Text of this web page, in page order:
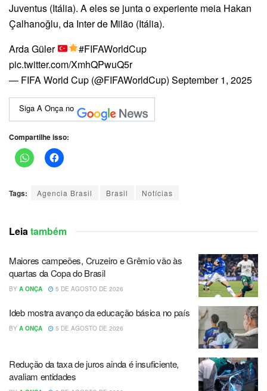
Juventus (Itália). A eles se junta o experiente meia Hakan
Çalhanoğlu, da Inter de Milão (Itália).
Arda Güler
#FIFAWorldCup
pic.twitter.com/XmhQPwuQ5r
— FIFA World Cup (@FIFAWorldCup) September 1, 2025
Siga A Onça no
Compartilhe isso:
Tags: Agencia Brasil Brasil Notícias
Leiatambém
Maiores campeões, Cruzeiro e Grêmio vão às
quartas da Copa do Brasil
BY A ONÇA 5 DE AGOSTO DE 2026
Ideb mostra avanço da educação básica no país
BY A ONÇA 5 DE AGOSTO DE 2026
Redução da taxa de juros ainda é insuficiente,
avaliam entidades